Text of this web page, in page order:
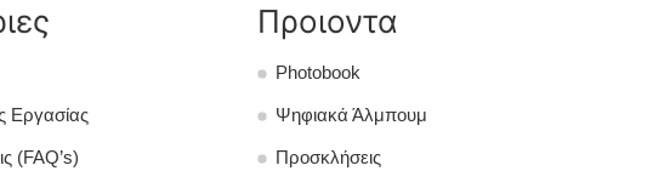
Εργασίας
(FAQ’s)
Προιοντα
Photobook
Ψηφιακά Άλμπουμ
Προσκλήσεις